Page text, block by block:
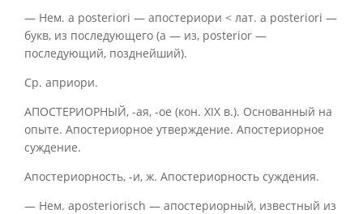
— Нем. a posteriori — апостериори < лат. a posteriori —
букв, из последующего (а — из, posterior —
последующий, позднейший).
Ср. априори.
АПОСТЕРИОРНЫЙ, -ая, -ое (кон. XIX в.). Основанный на
опыте. Апостериорное утверждение. Апостериорное
суждение.
Апостериорность, -и, ж. Апостериорность суждения.
— Нем. aposteriorisch — апостериорный, известный из